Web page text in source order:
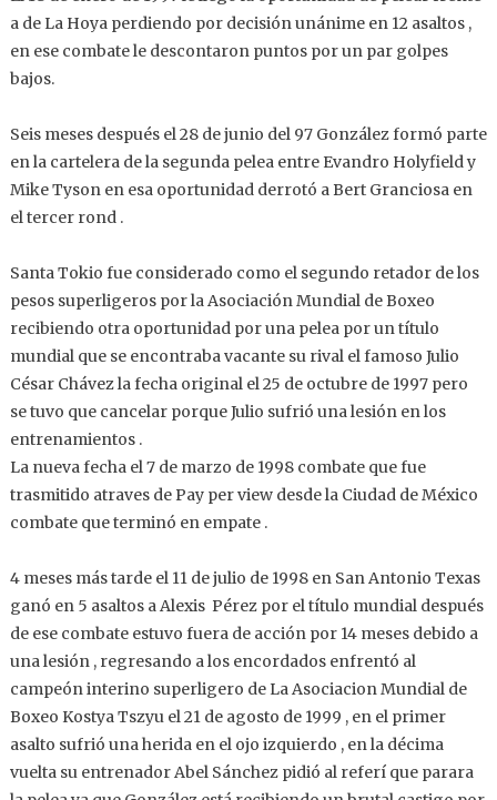
a de La Hoya perdiendo por decisión unánime en 12 asaltos ,
en ese combate le descontaron puntos por un par golpes
bajos.
Seis meses después el 28 de junio del 97 González formó parte
en la cartelera de la segunda pelea entre Evandro Holyfield y
Mike Tyson en esa oportunidad derrotó a Bert Granciosa en
el tercer rond .
Santa Tokio fue considerado como el segundo retador de los
pesos superligeros por la Asociación Mundial de Boxeo
recibiendo otra oportunidad por una pelea por un título
mundial que se encontraba vacante su rival el famoso Julio
César Chávez la fecha original el 25 de octubre de 1997 pero
se tuvo que cancelar porque Julio sufrió una lesión en los
entrenamientos .
La nueva fecha el 7 de marzo de 1998 combate que fue
trasmitido atraves de Pay per view desde la Ciudad de México
combate que terminó en empate .
4 meses más tarde el 11 de julio de 1998 en San Antonio Texas
ganó en 5 asaltos a Alexis Pérez por el título mundial después
de ese combate estuvo fuera de acción por 14 meses debido a
una lesión , regresando a los encordados enfrentó al
campeón interino superligero de La Asociacion Mundial de
Boxeo Kostya Tszyu el 21 de agosto de 1999 , en el primer
asalto sufrió una herida en el ojo izquierdo , en la décima
vuelta su entrenador Abel Sánchez pidió al referí que parara